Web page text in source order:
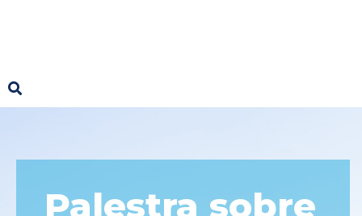
Palestra sobre